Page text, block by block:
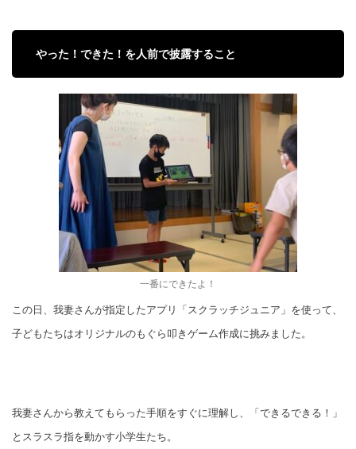
やった！できた！を人前で披露すること
一番にできたよ！
この日、我妻さんが指定したアプリ「スクラッチジュニア」を使って、
子どもたちはオリジナルのもぐら叩きゲーム作成に挑みました。
我妻さんから教えてもらった手順をすぐに理解し、「できるできる！」
とスラスラ指を動かす小学生たち。